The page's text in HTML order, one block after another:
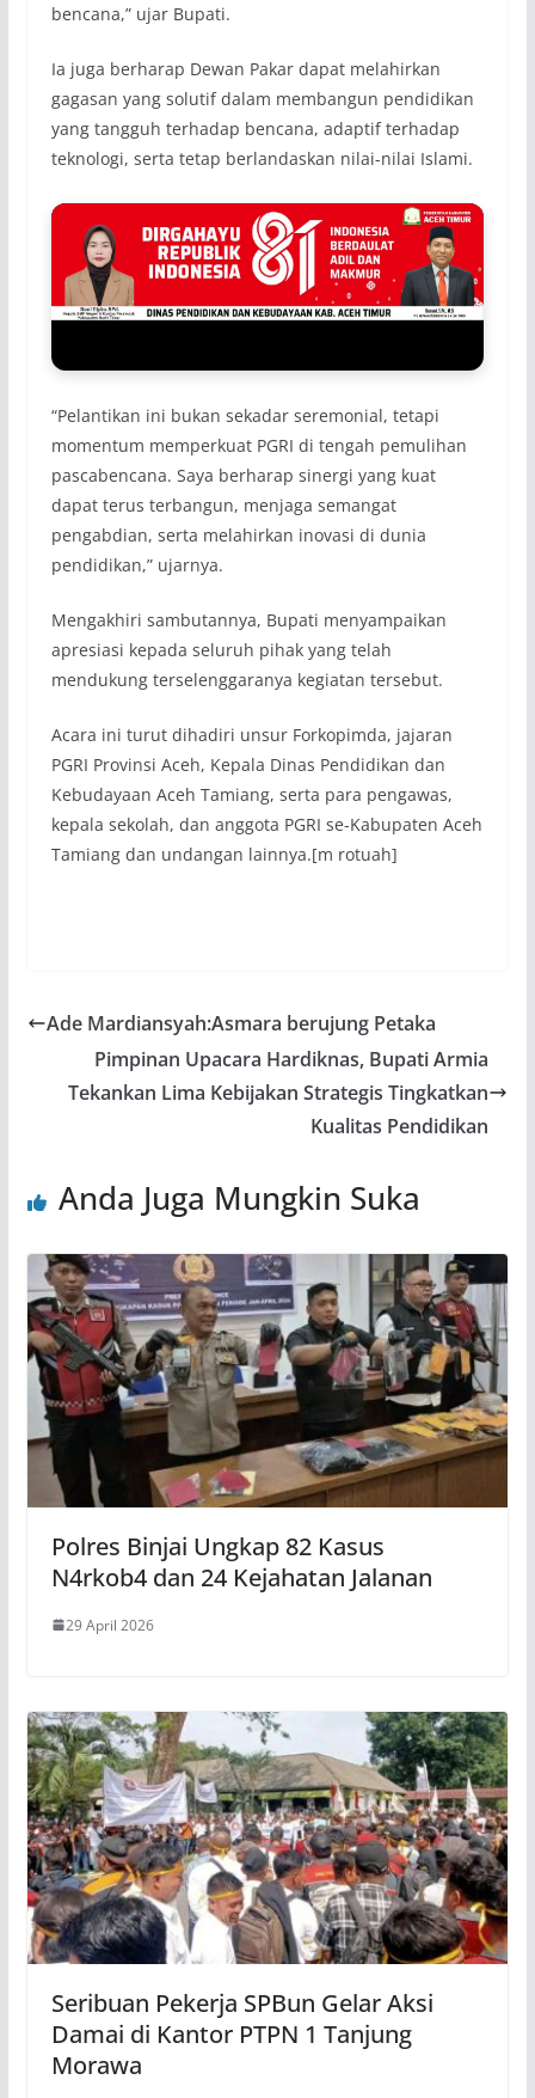
bencana,” ujar Bupati.
Ia juga berharap Dewan Pakar dapat melahirkan
gagasan yang solutif dalam membangun pendidikan
yang tangguh terhadap bencana, adaptif terhadap
teknologi, serta tetap berlandaskan nilai-nilai Islami.
“Pelantikan ini bukan sekadar seremonial, tetapi
momentum memperkuat PGRI di tengah pemulihan
pascabencana. Saya berharap sinergi yang kuat
dapat terus terbangun, menjaga semangat
pengabdian, serta melahirkan inovasi di dunia
pendidikan,” ujarnya.
Mengakhiri sambutannya, Bupati menyampaikan
apresiasi kepada seluruh pihak yang telah
mendukung terselenggaranya kegiatan tersebut.
Acara ini turut dihadiri unsur Forkopimda, jajaran
PGRI Provinsi Aceh, Kepala Dinas Pendidikan dan
Kebudayaan Aceh Tamiang, serta para pengawas,
kepala sekolah, dan anggota PGRI se-Kabupaten Aceh
Tamiang dan undangan lainnya.[m rotuah]
Ade Mardiansyah:Asmara berujung Petaka
Pimpinan Upacara Hardiknas, Bupati Armia
Tekankan Lima Kebijakan Strategis Tingkatkan
Kualitas Pendidikan
Anda Juga Mungkin Suka
Polres Binjai Ungkap 82 Kasus
N4rkob4 dan 24 Kejahatan Jalanan
29 April 2026
Seribuan Pekerja SPBun Gelar Aksi
Damai di Kantor PTPN 1 Tanjung
Morawa